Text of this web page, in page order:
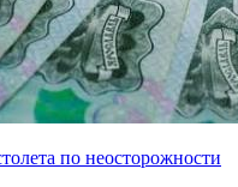
по неосторожности